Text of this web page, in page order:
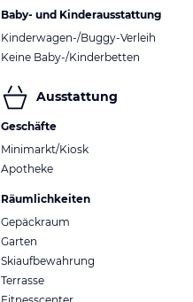
Baby- und Kinderausstattung
Kinderwagen-/Buggy-Verleih
Keine Baby-/Kinderbetten
Ausstattung
Geschäfte
Minimarkt/Kiosk
Apotheke
Räumlichkeiten
Gepäckraum
Garten
Skiaufbewahrung
Terrasse